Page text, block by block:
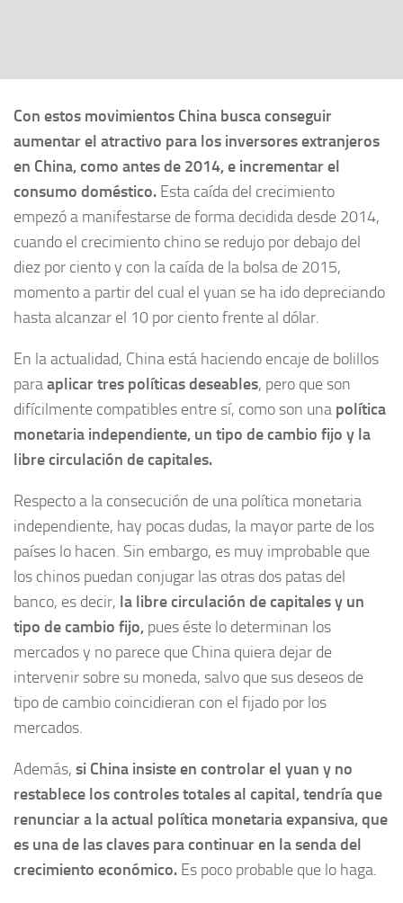
Con estos movimientos China busca conseguir
aumentar el atractivo para los inversores extranjeros
en China, como antes de 2014, e incrementar el
consumo doméstico. Esta caída del crecimiento
empezó a manifestarse de forma decidida desde 2014,
cuando el crecimiento chino se redujo por debajo del
diez por ciento y con la caída de la bolsa de 2015,
momento a partir del cual el yuan se ha ido depreciando
hasta alcanzar el 10 por ciento frente al dólar.
En la actualidad, China está haciendo encaje de bolillos
paraaplicar tres políticas deseables, pero que son
difícilmente compatibles entre sí, como son una política
monetaria independiente, un tipo de cambio fijo y la
libre circulación de capitales.
Respecto a la consecución de una política monetaria
independiente, hay pocas dudas, la mayor parte de los
países lo hacen. Sin embargo, es muy improbable que
los chinos puedan conjugar las otras dos patas del
banco, es decir, la libre circulación de capitales y un
tipo de cambio fijo, pues éste lo determinan los
mercados y no parece que China quiera dejar de
intervenir sobre su moneda, salvo que sus deseos de
tipo de cambio coincidieran con el fijado por los
mercados.
Además, si China insiste en controlar el yuan y no
restablece los controles totales al capital, tendría que
renunciar a la actual política monetaria expansiva, que
es una de las claves para continuar en la senda del
crecimiento económico. Es poco probable que lo haga.